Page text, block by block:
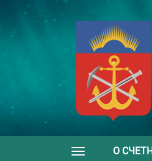
Toggle О